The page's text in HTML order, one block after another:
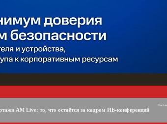
AM Live: то, что остаётся за кадром ИБ-конференций